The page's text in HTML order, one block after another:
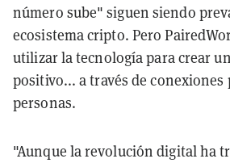
número sube" siguen siendo
ecosistema cripto. Pero
utilizar la tecnología para crear
positivo... a través de conexiones
personas.
"Aunque la revolución digital ha